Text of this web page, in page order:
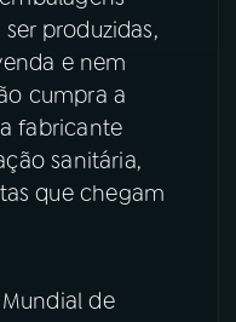
produzidas,
e nem
cumpra a
fabricante
sanitária,
que chegam
de